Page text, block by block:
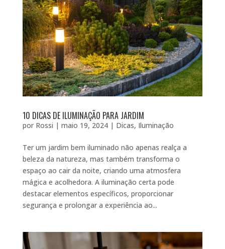
10 DICAS DE ILUMINAÇÃO PARA JARDIM
por Rossi | maio 19, 2024| Dicas, Iluminação
Ter um jardim bem iluminado não apenas realça a
beleza da natureza, mas também transforma o
espaço ao cair da noite, criando uma atmosfera
mágica e acolhedora. A iluminação certa pode
destacar elementos específicos, proporcionar
segurança e prolongar a experiência ao...